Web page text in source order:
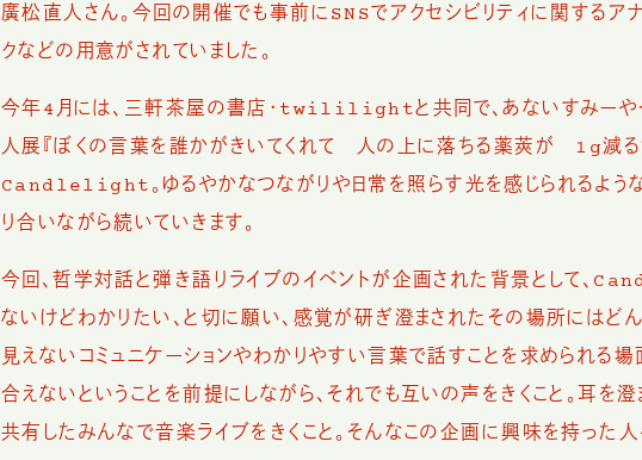
廣松直人さん。今回の開催でも事前にSNSでアクセシビリティに関するア
クなどの用意がされていました。
今年4月には、三軒茶屋の書店・twililightと共同で、あないすみーや
人展『ぼくの言葉を誰かがきいてくれて 人の上に落ちる薬莢が 1g減る
Candlelight。ゆるやかなつながりや日常を照らす光を感じられるような
り合いながら続いていきます。
今回、哲学対話と弾き語りライブのイベントが企画された背景として、
ないけどわかりたい、と切に願い、感覚が研ぎ澄まされたその場所にはどん
見えないコミュニケーションやわかりやすい言葉で話すことを求められる
合えないということを前提にしながら、それでも互いの声をきくこと。耳を
共有したみんなで音楽ライブをきくこと。そんなこの企画に興味を持った人